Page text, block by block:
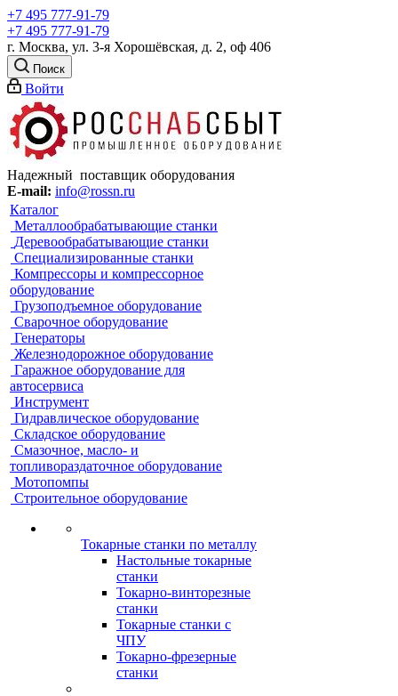
+7 495 777-91-79
+7 495 777-91-79
г. Москва, ул. 3-я Хорошёвская, д. 2, оф 406
Поиск
Войти
Надежный поставщик оборудования
E-mail: info@rossn.ru
Каталог
Металлообрабатывающие станки
Деревообрабатывающие станки
Специализированные станки
Компрессоры и компрессорное
оборудование
Грузоподъемное оборудование
Сварочное оборудование
Генераторы
Железнодорожное оборудование
Гаражное оборудование для
автосервиса
Инструмент
Гидравлическое оборудование
Складское оборудование
Смазочное, масло- и
топливораздаточное оборудование
Мотопомпы
Строительное оборудование
Токарные станки по металлу
Настольные токарные
станки
Токарно-винторезные
станки
Токарные станки с
ЧПУ
Токарно-фрезерные
станки